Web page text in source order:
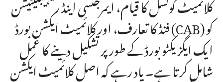
فنڈ کا تعارف، اور کلائمیٹ ایکشن بورڈ (CAB) کو
ایک ایگزیکٹو بورڈ کے طور پر تشکیل دینے کا عمل
شامل کرتا ہے۔ یاد رہے کہ اصل کلائمیٹ ایکشن